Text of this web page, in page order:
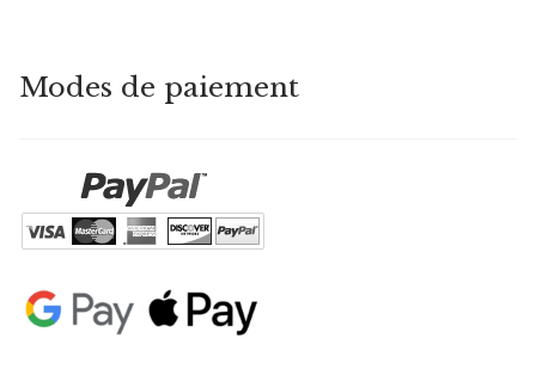
Modes de paiement